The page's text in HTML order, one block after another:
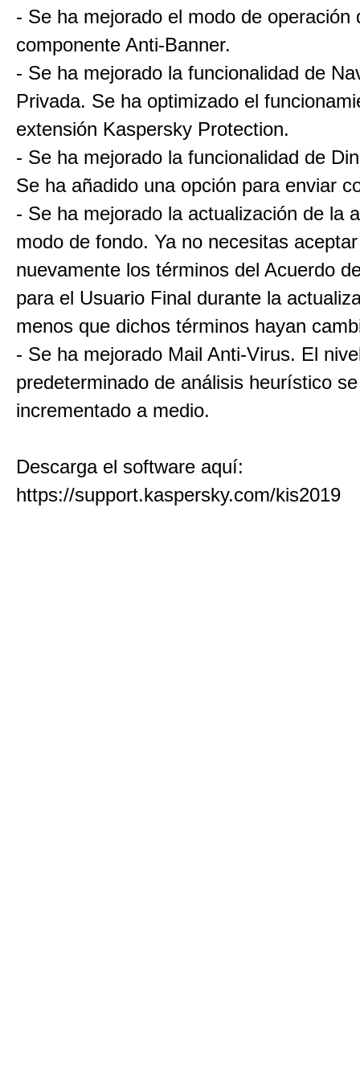
- Se ha mejorado el modo de operación
componente Anti-Banner.
- Se ha mejorado la funcionalidad de
Privada. Se ha optimizado el
extensión Kaspersky Protection.
- Se ha mejorado la funcionalidad de
Se ha añadido una opción para enviar
- Se ha mejorado la actualización de la
modo de fondo. Ya no necesitas aceptar
nuevamente los términos del Acuerdo
para el Usuario Final durante la
menos que dichos términos hayan
- Se ha mejorado Mail Anti-Virus. El
predeterminado de análisis heurístico
incrementado a medio.
Descarga el software aquí:
https://support.kaspersky.com/kis2019